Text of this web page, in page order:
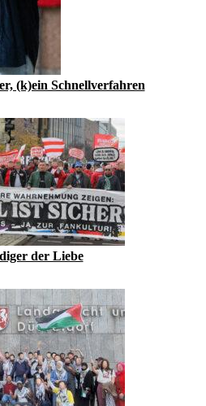
(k)ein Schnellverfahren
der Liebe